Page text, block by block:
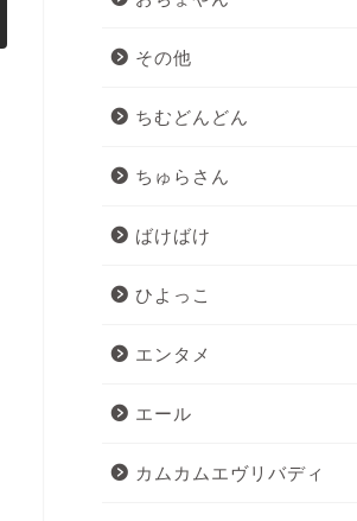
その他
ちむどんどん
ちゅらさん
ばけばけ
ひよっこ
エンタメ
エール
カムカムエヴリバディ